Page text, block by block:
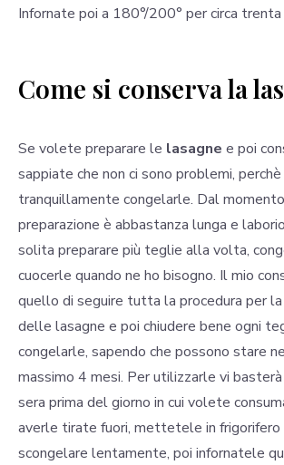
Infornate poi a 180°/200° per circa trenta
Come si conserva la
Se volete preparare le lasagne e poi
sappiate che non ci sono problemi,
tranquillamente congelarle. Dal
preparazione è abbastanza lunga e
solita preparare più teglie alla volta,
cuocerle quando ne ho bisogno. Il mio
quello di seguire tutta la procedura per la
delle lasagne e poi chiudere bene ogni
congelarle, sapendo che possono stare
massimo 4 mesi. Per utilizzarle vi
sera prima del giorno in cui volete
averle tirate fuori, mettetele in
scongelare lentamente, poi infornatele